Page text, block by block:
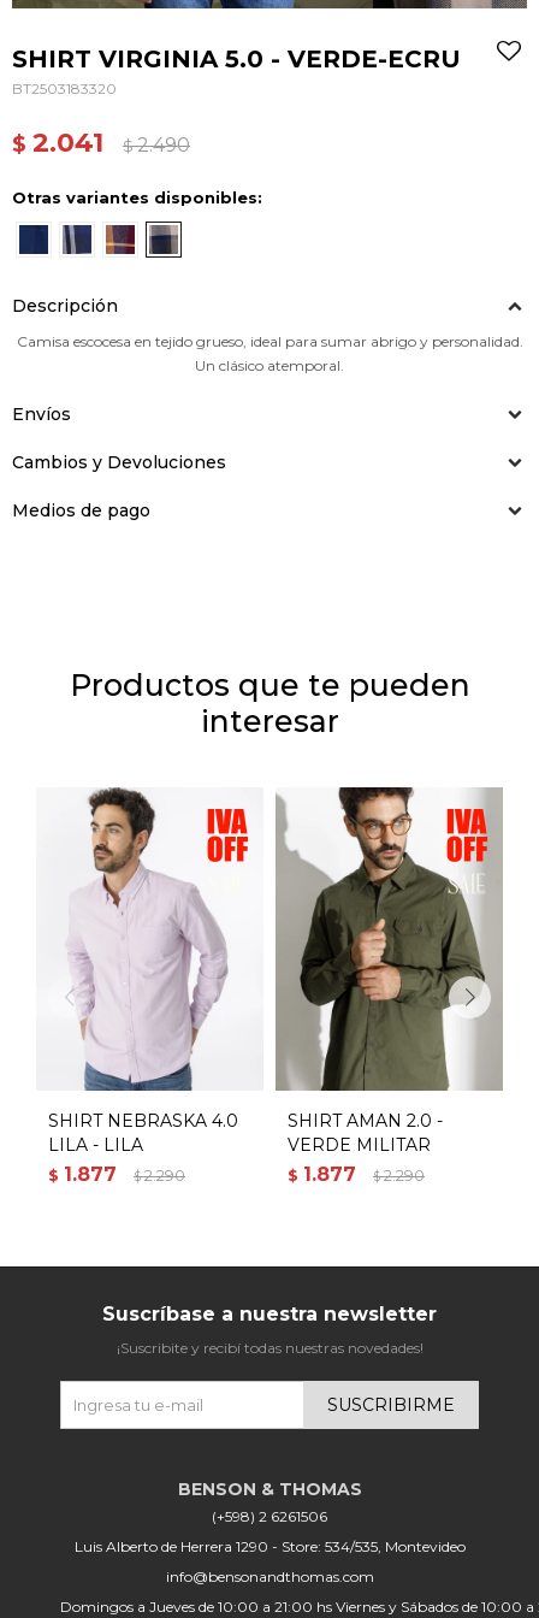
SHIRT VIRGINIA 5.0 - VERDE-ECRU
BT2503183320
$ 2.041 $ 2.490
Otras variantes disponibles:
Descripción
Camisa escocesa en tejido grueso, ideal para sumar abrigo y personalidad.
Un clásico atemporal.
Envíos
Cambios y Devoluciones
Medios de pago
Productos que te pueden
interesar
SHIRT NEBRASKA 4.0
LILA - LILA
$ 1.877 $ 2.290
SHIRT AMAN 2.0 -
VERDE MILITAR
$ 1.877 $ 2.290
(+598) 2 6261506
Luis Alberto de Herrera 1290 - Store: 534/535, Montevideo
info@bensonandthomas.com
Domingos a Jueves de 10:00 a 21:00 hs Viernes y Sábados de 10:00
Suscríbase a nuestra newsletter
¡Suscribite y recibí todas nuestras novedades!
SUSCRIBIRME